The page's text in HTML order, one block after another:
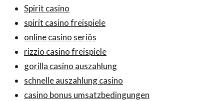
Spirit casino
spirit casino freispiele
online casino seriös
rizzio casino freispiele
gorilla casino auszahlung
schnelle auszahlung casino
casino bonus umsatzbedingungen